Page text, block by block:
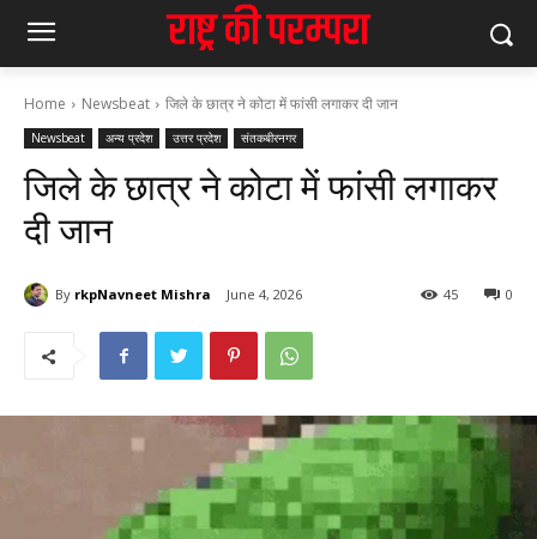
Home Newsbeat जिले के छात्र ने कोटा में फांसी लगाकर दी जान
Newsbeat अन्य प्रदेश उत्तर प्रदेश संतकबीरनगर
जिले के छात्र ने कोटा में फांसी लगाकर
दी जान
By rkpNavneet Mishra June 4, 2026 0
45